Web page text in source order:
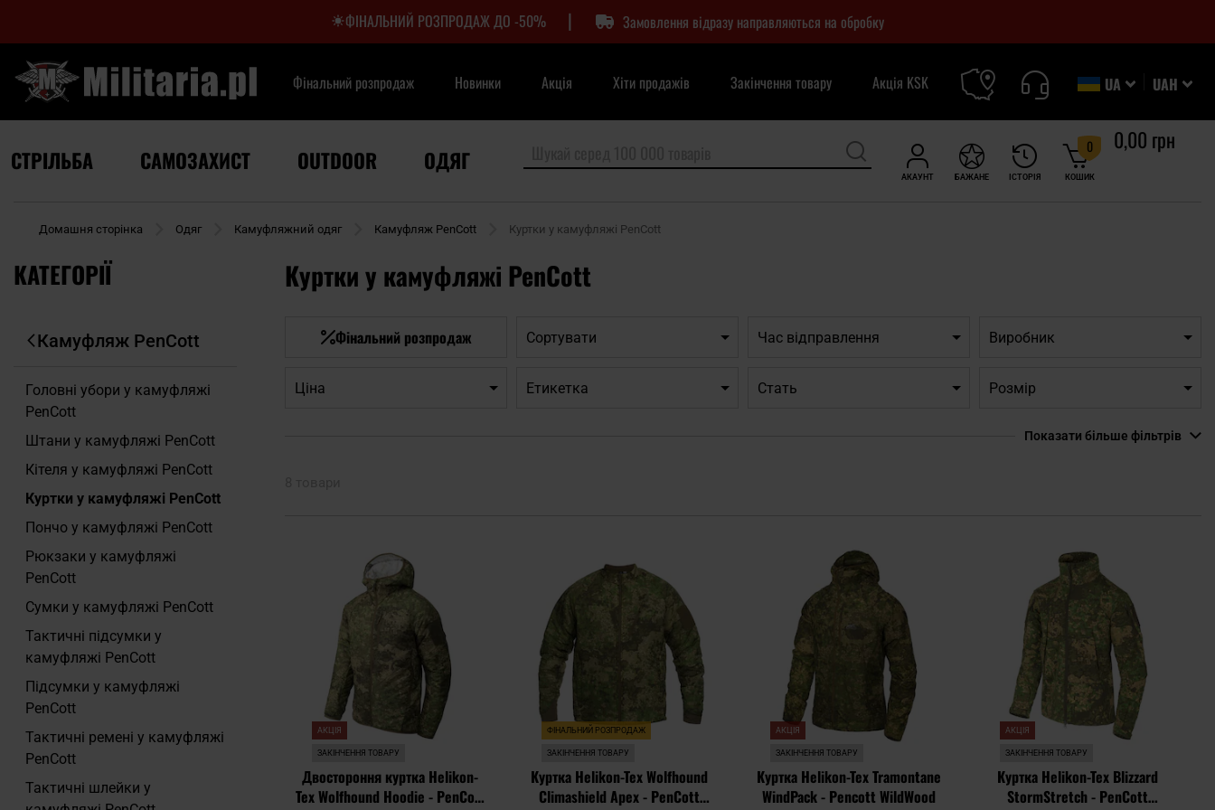
ФІНАЛЬНИЙ РОЗПРОДАЖ ДО -50% | Замовлення відразу направляються на обробку
UAH
UA
Фінальний розпродаж Новинки Акція Хіти продажів Закінчення товару Акція KSK
АКАУНТ ІСТОРІЯ
БАЖАНЕ КОШИК
0 0,00 грн
СТРІЛЬБА САМОЗАХИСТ OUTDOOR ОДЯГ
Домашня сторінка Одяг Камуфляжний одяг Камуфляж PenCott Куртки у камуфляжі PenCott
Куртки у камуфляжі PenCott
КАТЕГОРІЇ
Камуфляж PenCott
Головні убори у камуфляжі
PenCott
Штани у камуфляжі PenCott
Кітеля у камуфляжі PenCott
Куртки у камуфляжі PenCott
Пончо у камуфляжі PenCott
Рюкзаки у камуфляжі
PenCott
Сумки у камуфляжі PenCott
Тактичні підсумки у
камуфляжі PenCott
Підсумки у камуфляжі
PenCott
Тактичні ремені у камуфляжі
PenCott
Тактичні шлейки у
Фінальний розпродаж Сортувати Час відправлення Виробник
Ціна Етикетка Cтать Розмір
Показати більше фільтрів
уподобань
АКЦІЯ
ЗАКІНЧЕННЯ ТОВАРУ
Двостороння куртка Helikon-
Tex Wolfhound Hoodie - PenCott
ФІНАЛЬНИЙ РОЗПРОДАЖ
ЗАКІНЧЕННЯ ТОВАРУ
Куртка Helikon-Tex Wolfhound
Climashield Apex - PenCott
АКЦІЯ
ЗАКІНЧЕННЯ ТОВАРУ
Куртка Helikon-Tex Tramontane
WindPack - Pencott WildWood
АКЦІЯ
ЗАКІНЧЕННЯ ТОВАРУ
Куртка Helikon-Tex Blizzard
StormStretch - PenCott